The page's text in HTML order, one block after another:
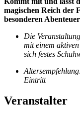
magischen Reich der
besonderen
Die
mit einem
sich festes
Eintritt
Veranstalter